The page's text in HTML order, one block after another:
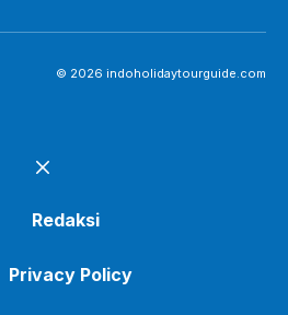
© 2026 indoholidaytourguide.com
Redaksi
Privacy Policy